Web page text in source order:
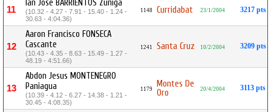
11
Ian Jose BARRIENTOS Zuñiga
(10.32 - 4.27 - 7.91 - 15.40 - 1.24 -
30.63 - 4:04.36)
1148 Curridabat 23/1/2004 3217 pts
12
Aaron Francisco FONSECA
Cascante
(10.43 - 4.35 - 8.63 - 15.49 - 1.27 -
48.19 - 4:51.66)
1241 Santa Cruz 10/2/2004 3209 pts
13
Abdon Jesus MONTENEGRO
Paniagua
(10.39 - 4.12 - 6.27 - 14.38 - 1.21 -
30.45 - 4:08.35)
1179
Montes De
Oro
20/4/2004 3113 pts